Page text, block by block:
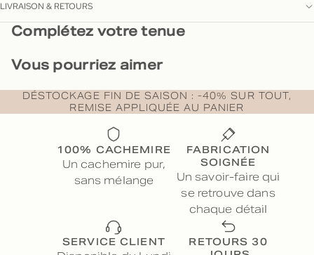
LIVRAISON & RETOURS
Complétez votre tenue
Vous pourriez aimer
DÉSTOCKAGE FIN DE SAISON : -40% SUR TOUT,
REMISE APPLIQUÉE AU PANIER
100% CACHEMIRE
Un cachemire pur,
sans mélange
FABRICATION
SOIGNÉE
Un savoir-faire qui
se retrouve dans
chaque détail
SERVICE CLIENT
RETOURS 30